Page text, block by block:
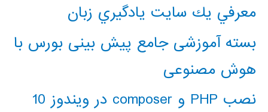
معرفي يك سايت يادگيري زبان
بسته آموزشی جامع پیش بینی بورس با
هوش مصنوعی
نصب PHP و composer در ویندوز 10